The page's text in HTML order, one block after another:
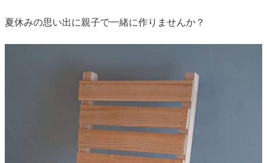
夏休みの思い出に親子で一緒に作りませんか？